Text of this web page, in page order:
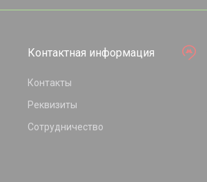
Контактная информация
Контакты
Реквизиты
Сотрудничество